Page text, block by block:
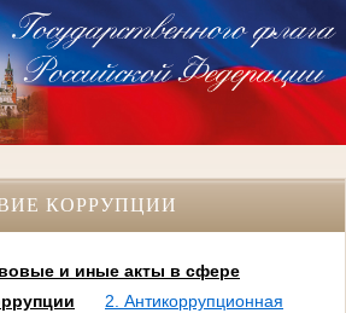
КОРРУПЦИИ
и иные акты в сфере
2. Антикоррупционная